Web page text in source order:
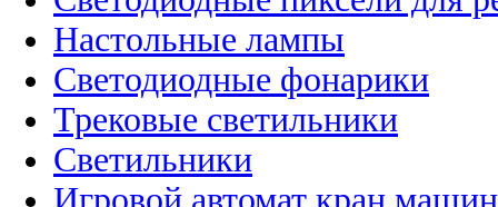
Настольные лампы
Светодиодные фонарики
Трековые светильники
Светильники